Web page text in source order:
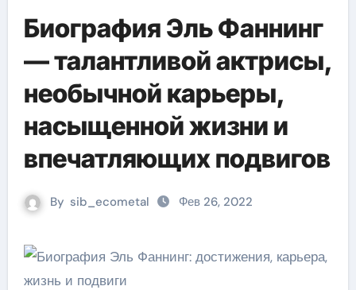
Биография Эль Фаннинг
— талантливой актрисы,
необычной карьеры,
насыщенной жизни и
впечатляющих подвигов
By sib_ecometal Фев 26, 2022